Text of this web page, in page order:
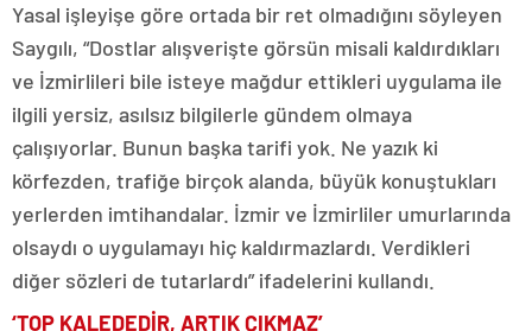
Yasal işleyişe göre ortada bir ret olmadığını söyleyen
Saygılı, “Dostlar alışverişte görsün misali kaldırdıkları
ve İzmirlileri bile isteye mağdur ettikleri uygulama ile
ilgili yersiz, asılsız bilgilerle gündem olmaya
çalışıyorlar. Bunun başka tarifi yok. Ne yazık ki
körfezden, trafiğe birçok alanda, büyük konuştukları
yerlerden imtihandalar. İzmir ve İzmirliler umurlarında
olsaydı o uygulamayı hiç kaldırmazlardı. Verdikleri
diğer sözleri de tutarlardı” ifadelerini kullandı.
‘TOP KALEDEDİR, ARTIK ÇIKMAZ’